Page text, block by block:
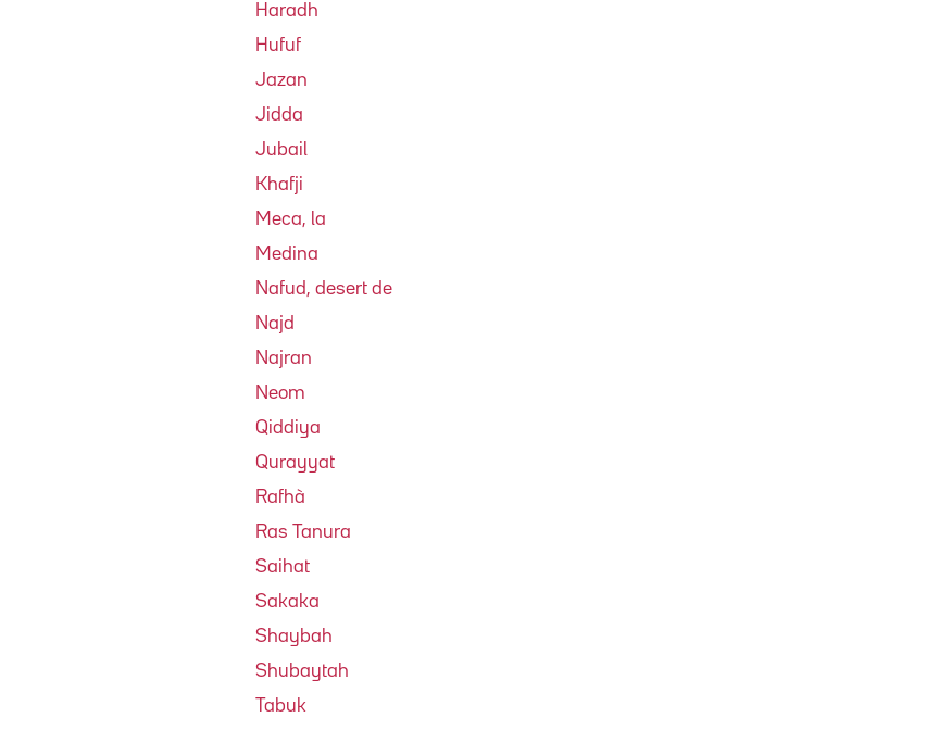
Haradh
Hufuf
Jazan
Jidda
Jubail
Khafji
Meca, la
Medina
Nafud, desert de
Najd
Najran
Neom
Qiddiya
Qurayyat
Rafhà
Ras Tanura
Saihat
Sakaka
Shaybah
Shubaytah
Tabuk